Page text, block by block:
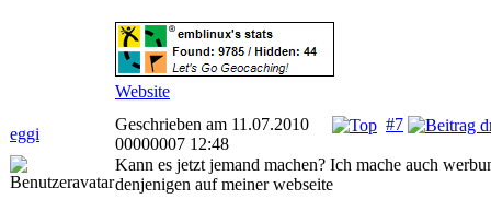
Website
eggi
#7
Geschrieben am 11.07.2010
00000007 12:48
Kann es jetzt jemand machen? Ich mache auch
denjenigen auf meiner webseite